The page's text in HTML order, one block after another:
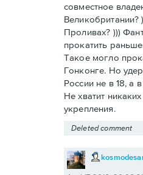
совместное
Великобритании?
Проливах? )))
прокатить
Такое могло
Гонконге. Но
России не в 18, а
Не хватит
укрепления.
Deleted comment